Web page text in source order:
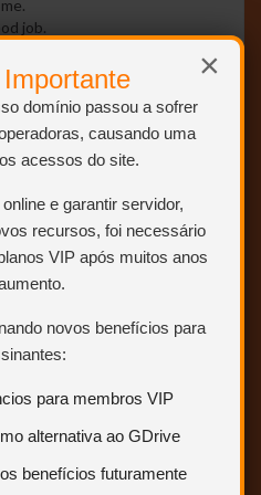
×
domínio passou a sofrer
causando uma
acessos do site.
e garantir servidor,
recursos, foi necessário
VIP após muitos anos
novos benefícios para
para membros VIP
alternativa ao GDrive
benefícios futuramente
me.
job.
2018emoutubro 9, 2018
my sister stole my iphone and
a thirty foot drop, just
My iPad is now destroyed
this is entirely off topic but I had
someone!
2018emoutubro 11, 2018